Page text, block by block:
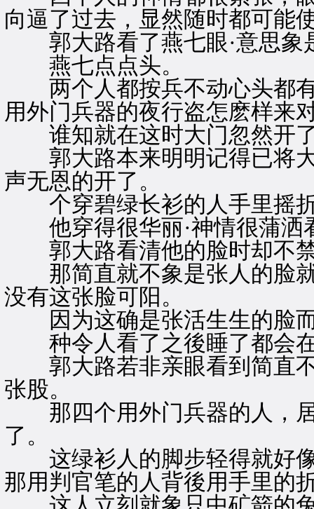
向逼了过去，显然随时都可能
郭大路看了燕七眼·意思象
燕七点点头。
两个人都按兵不动心头都有
用外门兵器的夜行盗怎麽样来
谁知就在这时大门忽然开
郭大路本来明明记得已将大
声无恩的开了。
个穿碧绿长衫的人手里摇折
他穿得很华丽·神情很蒲洒
郭大路看清他的脸时却不
那简直就不象是张人的脸就
没有这张脸可阳。
因为这确是张活生生的脸
种令人看了之後睡了都会在
郭大路若非亲眼看到简直不
张股。
那四个用外门兵器的人，居
了。
这绿衫人的脚步轻得就好像
那用判官笔的人背後用手里的